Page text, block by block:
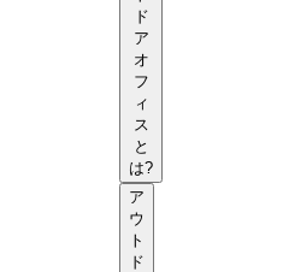
ド
ア
オ
フ
ィ
ス
と
は?
ア
ウ
ト
ド